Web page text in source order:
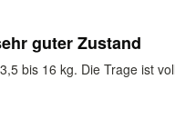
guter Zustand
bis 16 kg. Die Trage ist